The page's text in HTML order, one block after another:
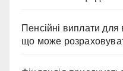
Пенсійні виплати для
що може